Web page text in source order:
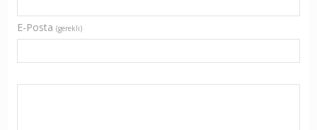
E-Posta (gerekli)